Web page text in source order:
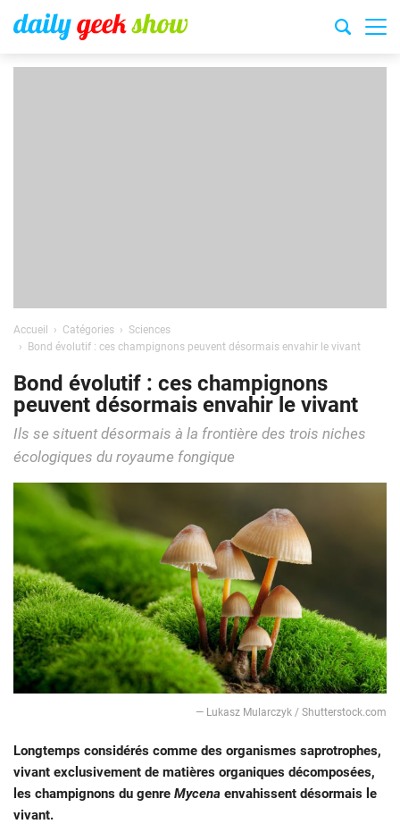
Accueil Catégories
Sciences
Bond évolutif : ces champignons peuvent désormais envahir le vivant
Bond évolutif : ces champignons
peuvent désormais envahir le vivant
Ils se situent désormais à la frontière des trois niches
écologiques du royaume fongique
— Lukasz Mularczyk / Shutterstock.com
Longtemps considérés comme des organismes saprotrophes,
vivant exclusivement de matières organiques décomposées,
les champignons du genre Mycena envahissent désormais le
vivant.